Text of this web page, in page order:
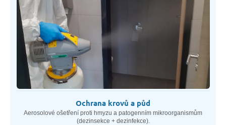
Ochrana krovů a půd
Aerosolové ošetření proti hmyzu a patogenním mikroorganismům
(dezinsekce + dezinfekce).